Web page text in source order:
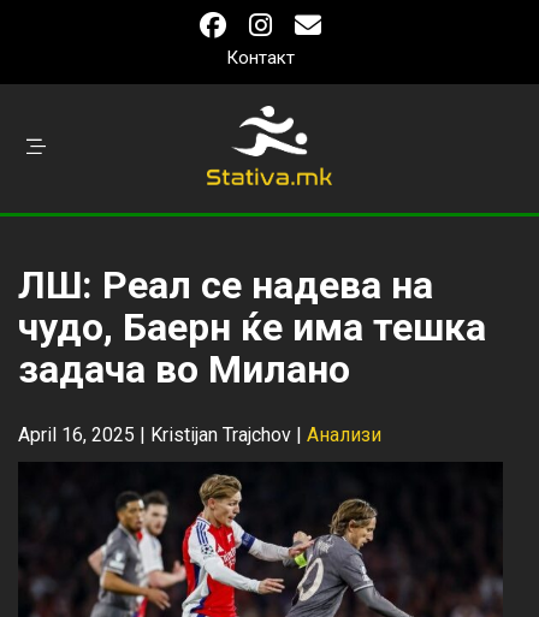
Контакт
ЛШ: Реал се надева на
чудо, Баерн ќе има тешка
задача во Милано
April 16, 2025 | Kristijan Trajchov | Анализи